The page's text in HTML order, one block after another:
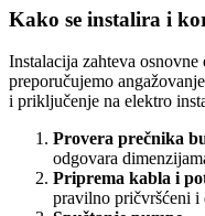
Kako se instalira i
Instalacija zahteva
preporučujemo
i priključenje na elektro
Provera prečnika
odgovara
Priprema kabla i
pravilno pričvršćeni i